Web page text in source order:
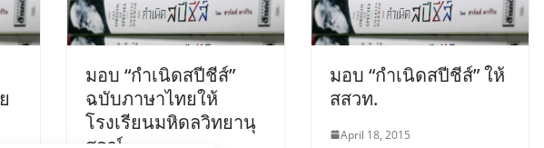
มอบ “กำเนิดสปีชีส์”
ฉบับภาษาไทยให้
โรงเรียนมหิดลวิทยานุ
มอบ “กำเนิดสปีชีส์” ให้
สสวท.
April 18, 2015